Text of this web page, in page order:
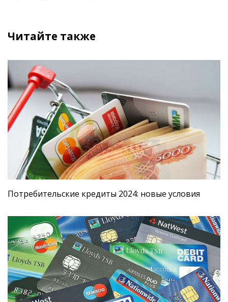
Читайте также
Потребительские кредиты 2024: новые условия